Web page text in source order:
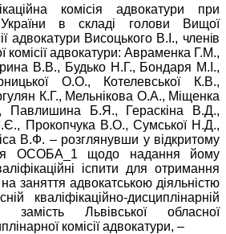
комісія адвокатури при
України в складі голови Вищої
адвокатури Висоцького В.І., членів
комісії адвокатури: Авраменка Г.М.,
В.В., Будько Н.Г., Бондаря М.І.,
О.О., Котелевської К.В.,
К.Г., Мельнікова О.А., Міщенка
Павлишина
Б.Я., Гераскіна В.Д.,
Прокопчука В.О., Сумської Н.Д.,
В.Ф. –розглянувши у відкритому
ОСОБА_1 щодо надання йому
іспити для отримання
заняття адвокатською діяльністю
кваліфікаційно-дисциплінарній
замість Львівської обласної
комісії адвокатури, –